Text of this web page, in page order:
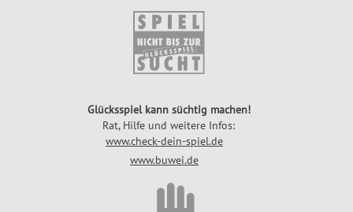
Glücksspiel kann süchtig machen!
Rat, Hilfe und weitere Infos:
www.check-dein-spiel.de
www.buwei.de